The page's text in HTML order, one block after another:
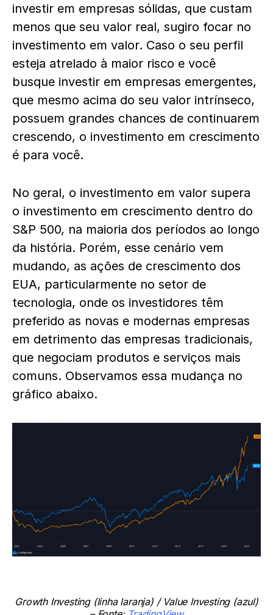
investir em empresas sólidas, que custam
menos que seu valor real, sugiro focar no
investimento em valor. Caso o seu perfil
esteja atrelado à maior risco e você
busque investir em empresas emergentes,
que mesmo acima do seu valor intrínseco,
possuem grandes chances de continuarem
crescendo, o investimento em crescimento
é para você.
No geral, o investimento em valor supera
o investimento em crescimento dentro do
S&P 500, na maioria dos períodos ao longo
da história. Porém, esse cenário vem
mudando, as ações de crescimento dos
EUA, particularmente no setor de
tecnologia, onde os investidores têm
preferido as novas e modernas empresas
em detrimento das empresas tradicionais,
que negociam produtos e serviços mais
comuns. Observamos essa mudança no
gráfico abaixo.
Growth Investing (linha laranja) / Value Investing (azul)